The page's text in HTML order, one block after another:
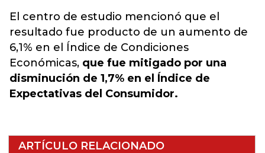
El centro de estudio mencionó que el
resultado fue producto de un aumento de
6,1% en el Índice de Condiciones
Económicas, que fue mitigado por una
disminución de 1,7% en el Índice de
Expectativas del Consumidor.
ARTÍCULO RELACIONADO